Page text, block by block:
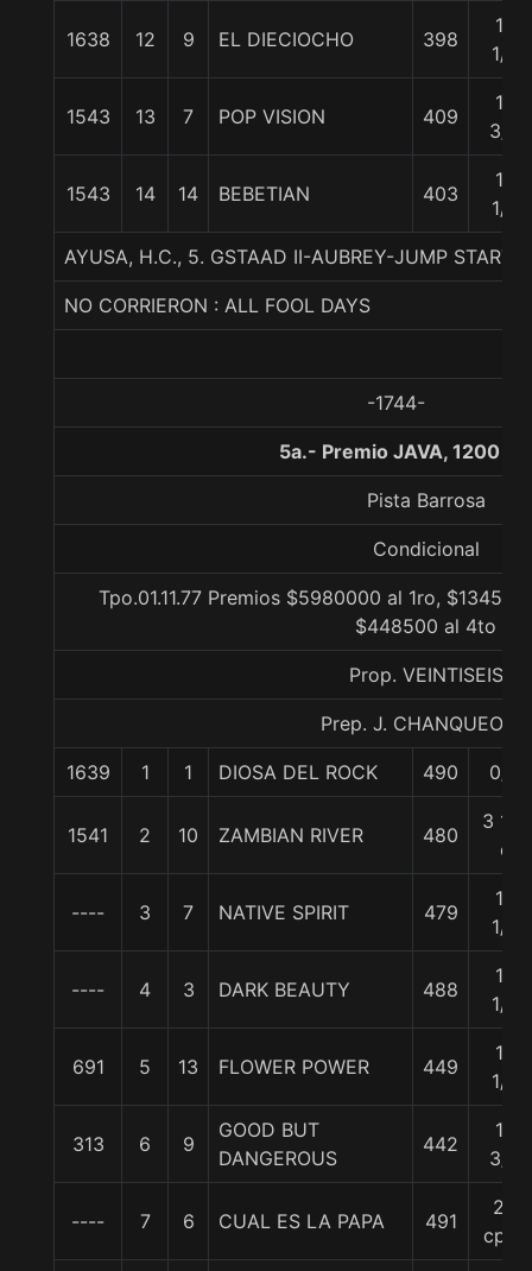
1638 12 9 EL DIECIOCHO 398
14
1/2
1543 13 7 POP VISION 409
14
3/4
1543 14 14 BEBETIAN 403
19
1/4
AYUSA, H.C., 5. GSTAAD II-AUBREY-JUMP START
NO CORRIERON : ALL FOOL DAYS
-1744-
5a.- Premio JAVA, 1200
Pista Barrosa
Condicional
Tpo.01.11.77 Premios $5980000 al 1ro,
$448500 al 4to
Prop. VEINTISEIS
Prep. J. CHANQUEO M.
1639 1 1 DIOSA DEL ROCK 490 0/0
1541 2 10 ZAMBIAN RIVER 480
3 1/2
c
---- 3 7 NATIVE SPIRIT 479
12
1/2
---- 4 3 DARK BEAUTY 488
13
1/4
691 5 13 FLOWER POWER 449
14
1/2
313 6 9
GOOD BUT
DANGEROUS
442
19
3/4
---- 7 6 CUAL ES LA PAPA 491
22
cpos